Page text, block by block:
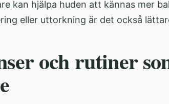
kan hjälpa huden att kännas mer
eller uttorkning är det också
och rutiner